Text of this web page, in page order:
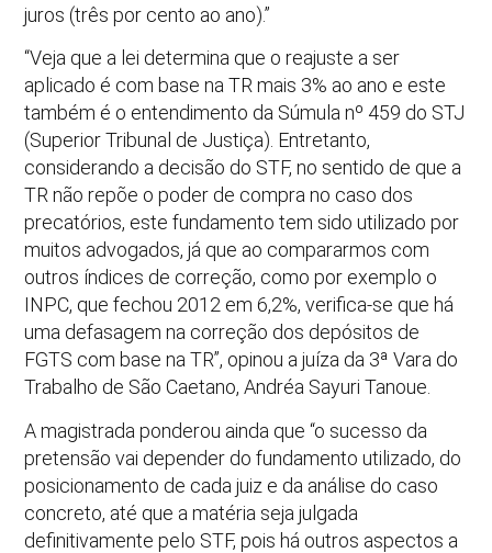
juros (três por cento ao ano).”
“Veja que a lei determina que o reajuste a ser
aplicado é com base na TR mais 3% ao ano e este
também é o entendimento da Súmula nº 459 do STJ
(Superior Tribunal de Justiça). Entretanto,
considerando a decisão do STF, no sentido de que a
TR não repõe o poder de compra no caso dos
precatórios, este fundamento tem sido utilizado por
muitos advogados, já que ao compararmos com
outros índices de correção, como por exemplo o
INPC, que fechou 2012 em 6,2%, verifica-se que há
uma defasagem na correção dos depósitos de
FGTS com base na TR”, opinou a juíza da 3ª Vara do
Trabalho de São Caetano, Andréa Sayuri Tanoue.
A magistrada ponderou ainda que “o sucesso da
pretensão vai depender do fundamento utilizado, do
posicionamento de cada juiz e da análise do caso
concreto, até que a matéria seja julgada
definitivamente pelo STF, pois há outros aspectos a